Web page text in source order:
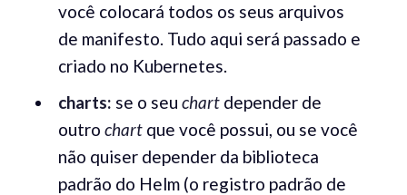
você colocará todos os seus arquivos
de manifesto. Tudo aqui será passado e
criado no Kubernetes.
charts: se o seu chartdepender de
outro chartque você possui, ou se você
não quiser depender da biblioteca
padrão do Helm (o registro padrão de